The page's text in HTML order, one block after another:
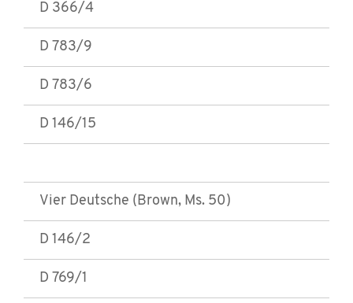
D 366/4
D 783/9
D 783/6
D 146/15
Vier Deutsche (Brown, Ms. 50)
D 146/2
D 769/1